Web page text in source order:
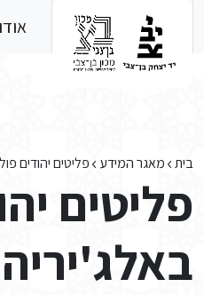
בית מאגר המידע פליטים יהודים
פליטים
באלג'יריה